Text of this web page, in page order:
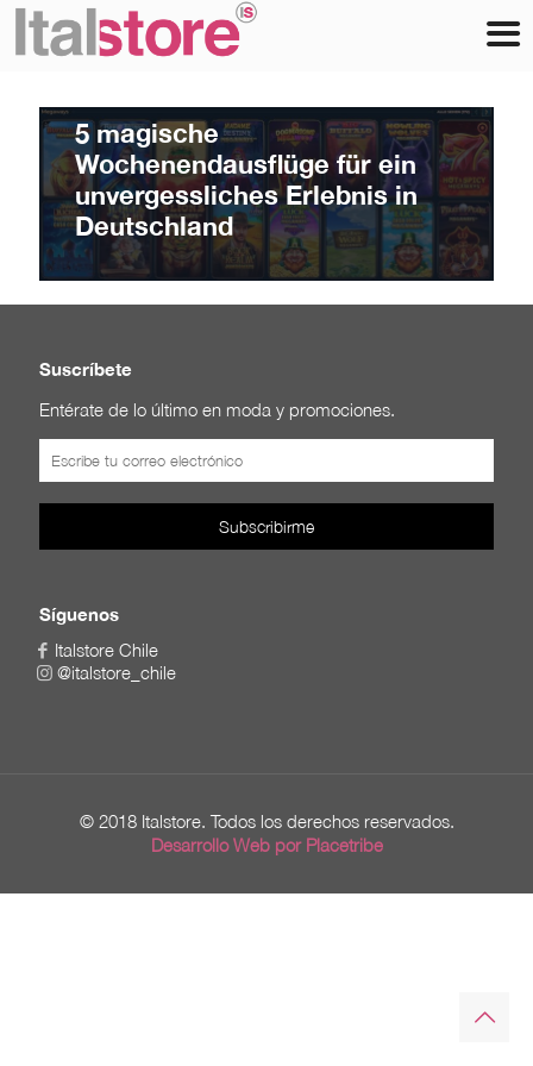
5 magische
Wochenendausflüge für ein
unvergessliches Erlebnis in
Deutschland
Suscríbete
Entérate de lo último en moda y promociones.
Síguenos
Italstore Chile
@italstore_chile
© 2018 Italstore. Todos los derechos reservados.
Desarrollo Web por Placetribe